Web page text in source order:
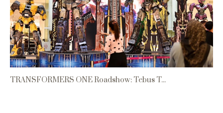
TRANSFORMERS ONE Roadshow: Tebus T...